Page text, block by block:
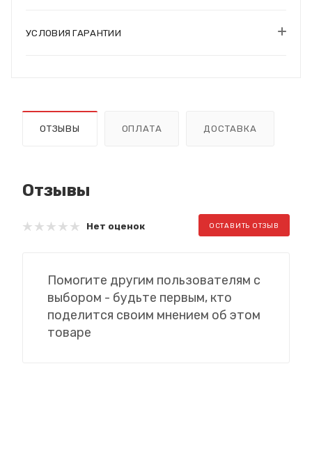
УСЛОВИЯ ГАРАНТИИ
ОТЗЫВЫ ОПЛАТА ДОСТАВКА
Отзывы
Нет оценок ОСТАВИТЬ ОТЗЫВ
Помогите другим пользователям с
выбором - будьте первым, кто
поделится своим мнением об этом
товаре